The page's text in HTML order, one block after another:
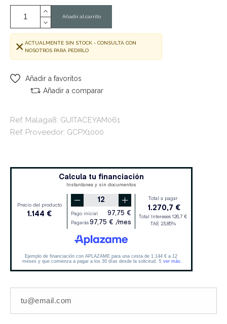
Añadir al carrito
ACTUALMENTE SIN STOCK - CONSULTA CON
NOSOTROS PARA PEDIRLO
Añadir a favoritos
Añadir a comparar
Ref. Malaga8: GUITACEYAM061
Ref. Proveedor: GCPX1000